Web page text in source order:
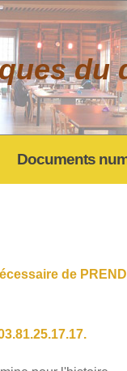
du
Documents
de